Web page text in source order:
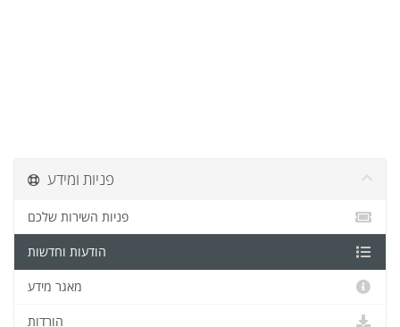
פניות ומידע
פניות השירות שלכם
הודעות וחדשות
מאגר מידע
הורדות